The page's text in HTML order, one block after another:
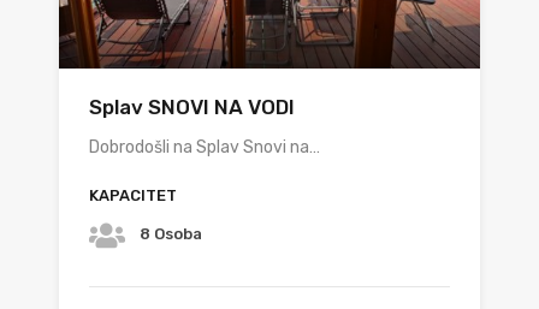
Splav SNOVI NA VODI
Dobrodošli na Splav Snovi na…
KAPACITET
8 Osoba